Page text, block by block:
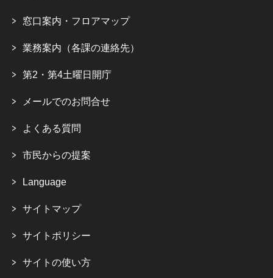
窓口案内・フロアマップ
業務案内（各課の連絡先）
第2・第4土曜日開庁
メールでのお問合せ
よくある質問
市民からの提案
Language
サイトマップ
サイトポリシー
サイトの使い方